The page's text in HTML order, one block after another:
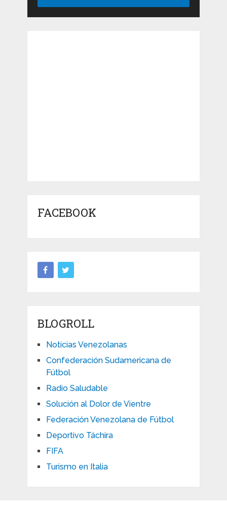
FACEBOOK
BLOGROLL
Noticias Venezolanas
Confederación Sudamericana de
Fútbol
Radio Saludable
Solución al Dolor de Vientre
Federación Venezolana de Fútbol
Deportivo Táchira
FIFA
Turismo en Italia